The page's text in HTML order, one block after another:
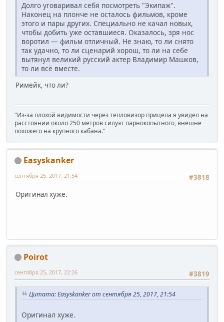
Долго уговаривал себя посмотреть "Экипаж".
Наконец на плонче не осталось фильмов, кроме
этого и пары других. Специально не качал новых,
чтобы добить уже оставшиеся. Оказалось, зря нос
воротил — фильм отличный. Не знаю, то ли снято
так удачно, то ли сценарий хорош, то ли на себе
вытянул великий русский актер Владимир Машков,
то ли всё вместе.
Римейк, что ли?
"Из-за плохой видимости через тепловизор прицела я увидел на
расстоянии около 250 метров силуэт парнокопытного, внешне
похожего на крупного кабана."
Easyskanker
#3818
сентября 25, 2017, 21:54
Оригинал хуже.
Poirot
#3819
сентября 25, 2017, 22:26
Цитата: Easyskanker от сентября 25, 2017, 21:54
Оригинал хуже.